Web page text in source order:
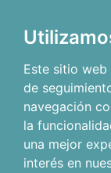
Este sitio
de
navegación
la
una mejor
interés en